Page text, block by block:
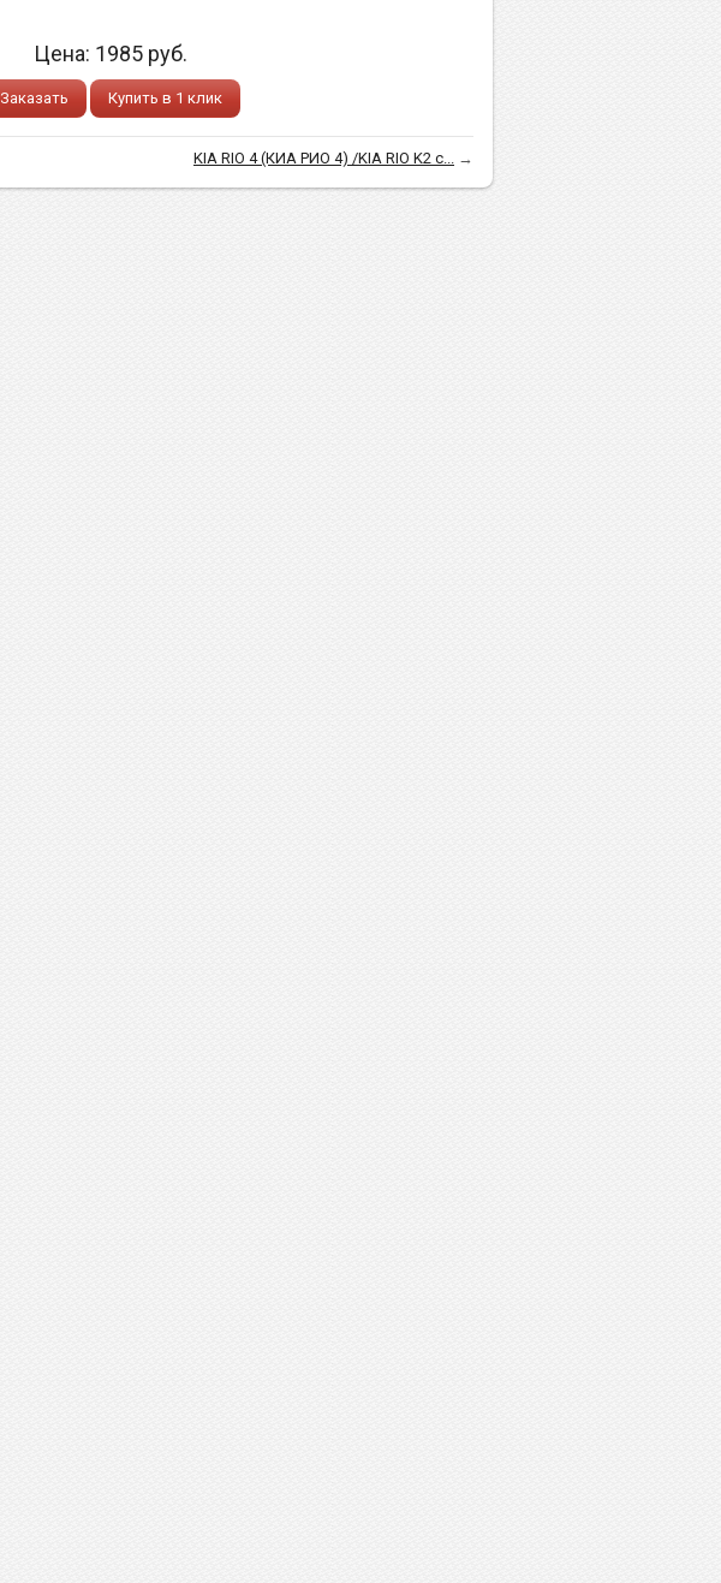
Цена: 1985 руб.
Заказать Купить в 1 клик
KIA RIO 4 (КИА РИО 4) /KIA RIO K2 c... →